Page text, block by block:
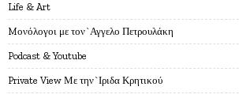
Life & Art
Mονόλογοι με τον`Αγγελο Πετρουλάκη
Podcast & Youtube
Private View Με την`Ιριδα Κρητικού